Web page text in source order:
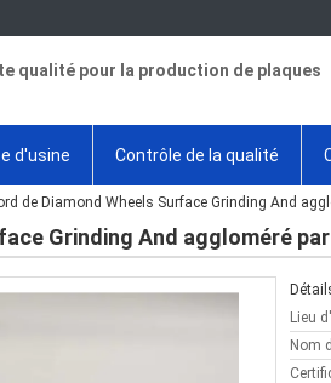
qualité pour la production de plaques
d'usine Contrôle de la qualité
de Diamond Wheels Surface Grinding And
Grinding And aggloméré
Lieu
Nom